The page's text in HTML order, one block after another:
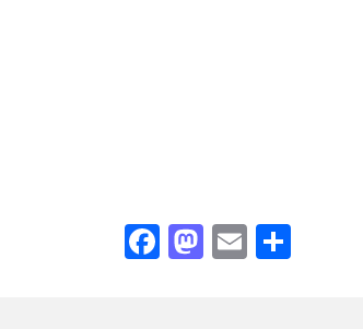
Facebook
Mastodon
EmailShare